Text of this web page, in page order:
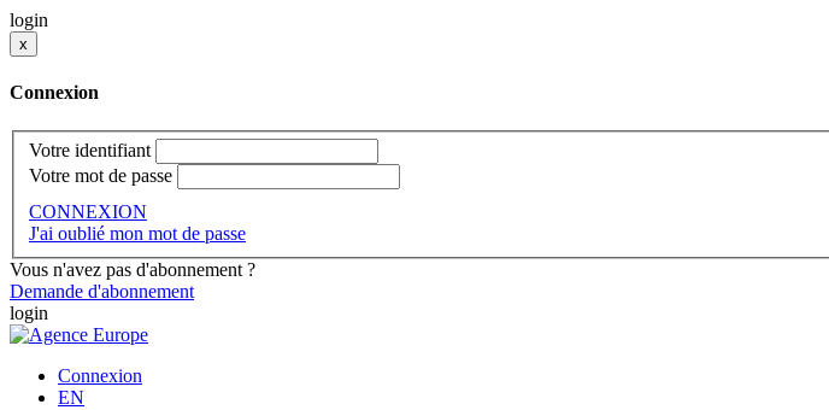
login
x
Connexion
Votre identifiant
Votre mot de passe
CONNEXION
J'ai oublié mon mot de passe
Vous n'avez pas d'abonnement ?
Demande d'abonnement
login
Connexion
EN